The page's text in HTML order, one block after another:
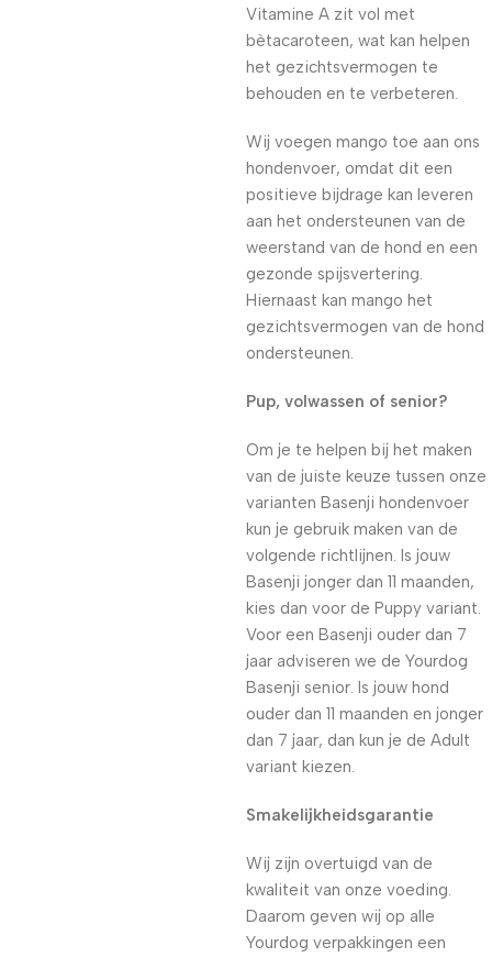
Vitamine A zit vol met
bètacaroteen, wat kan helpen
het gezichtsvermogen te
behouden en te verbeteren.
Wij voegen mango toe aan ons
hondenvoer, omdat dit een
positieve bijdrage kan leveren
aan het ondersteunen van de
weerstand van de hond en een
gezonde spijsvertering.
Hiernaast kan mango het
gezichtsvermogen van de hond
ondersteunen.
Pup, volwassen of senior?
Om je te helpen bij het maken
van de juiste keuze tussen onze
varianten Basenji hondenvoer
kun je gebruik maken van de
volgende richtlijnen. Is jouw
Basenji jonger dan 11 maanden,
kies dan voor de Puppy variant.
Voor een Basenji ouder dan 7
jaar adviseren we de Yourdog
Basenji senior. Is jouw hond
ouder dan 11 maanden en jonger
dan 7 jaar, dan kun je de Adult
variant kiezen.
Smakelijkheidsgarantie
Wij zijn overtuigd van de
kwaliteit van onze voeding.
Daarom geven wij op alle
Yourdog verpakkingen een